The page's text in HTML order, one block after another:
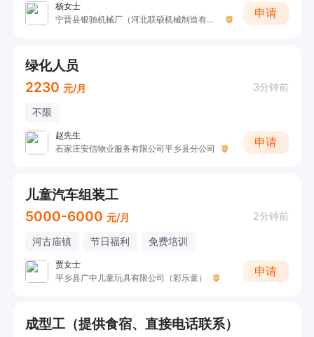
杨女士
宁晋县银驰机械厂（河北联硕机械制造有限公司）
申请
绿化人员
2230 元/月 3分钟前
不限
赵先生
石家庄安信物业服务有限公司平乡县分公司
申请
儿童汽车组装工
5000-6000 元/月 2分钟前
河古庙镇 节日福利 免费培训
贾女士
平乡县广中儿童玩具有限公司（彩乐童）
申请
成型工（提供食宿、直接电话联系）